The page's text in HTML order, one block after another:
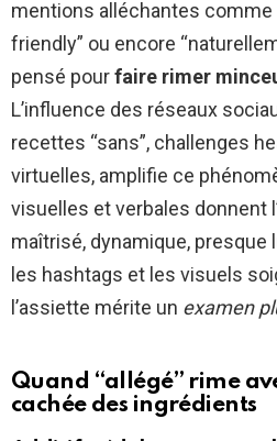
mentions alléchantes comme
friendly” ou encore
pensé pourfaire rimer
L’influence des réseaux
recettes “sans”, challenges
virtuelles, amplifie ce
visuelles et verbales donnent
maîtrisé, dynamique, presque
les hashtags et les visuels
l’assiette mérite un examen
Quand “allégé” rime
cachée des ingrédients